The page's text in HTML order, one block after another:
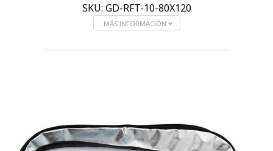
SKU: GD-RFT-10-80X120
MÁS INFORMACIÓN